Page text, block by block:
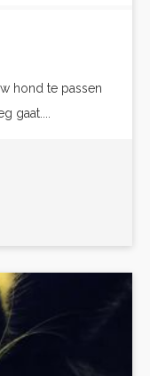
hond te passen
gaat....